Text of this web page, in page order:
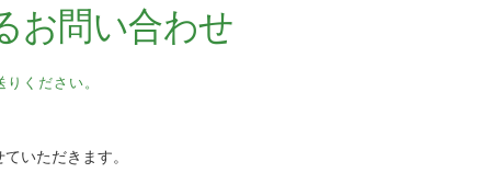
お問い合わせ
ください。
いただきます。